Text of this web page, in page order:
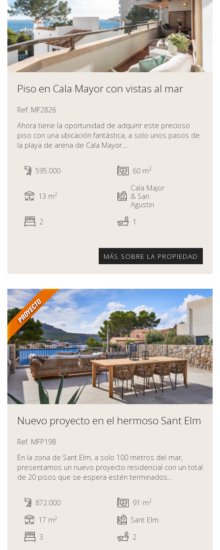
Piso en Cala Mayor con vistas al mar
Ref. MF2826
Ahora tiene la oportunidad de adquirir este precioso
piso con una ubicación fantástica, a solo unos pasos de
la playa de arena de Cala Mayor....
595.000 60 m2
13 m2
Cala Major
& San
Agustin
2
1
MÁS SOBRE LA PROPIEDAD
Nuevo proyecto en el hermoso Sant Elm
Ref. MFP198
En la zona de Sant Elm, a solo 100 metros del mar,
presentamos un nuevo proyecto residencial con un total
de 20 pisos que se espera estén terminados...
872.000 91 m2
17 m2
Sant Elm
3
2